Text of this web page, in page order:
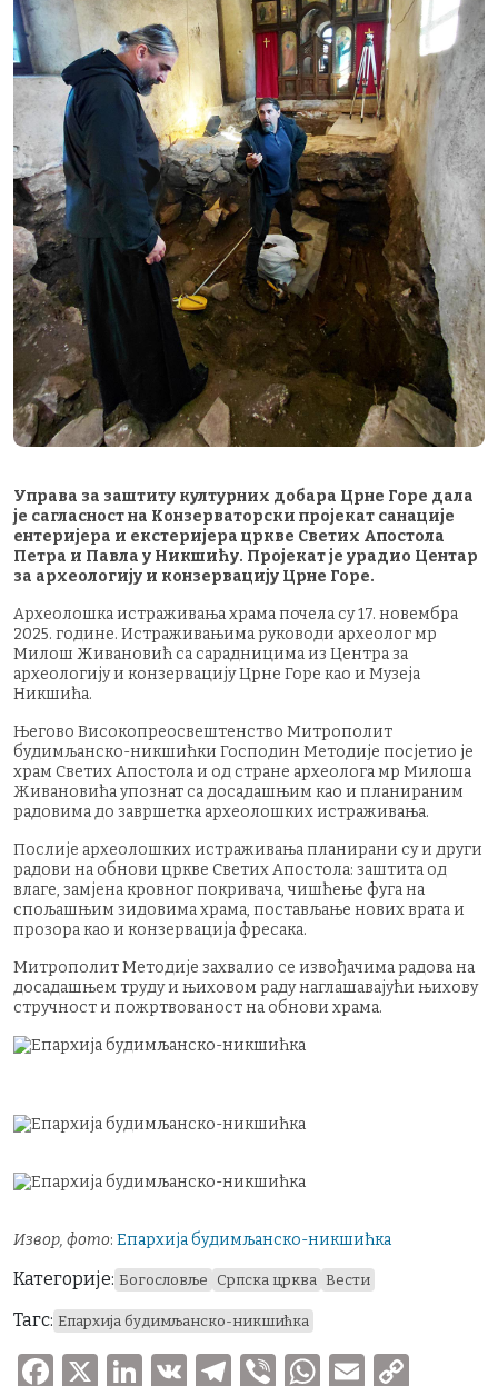
Управа за заштиту културних добара Црне Горе дала
је сагласност на Конзерваторски пројекат санације
ентеријера и екстеријера цркве Светих Апостола
Петра и Павла у Никшићу. Пројекат је урадио Центар
за археологију и конзервацију Црне Горе.
Археолошка истраживања храма почела су 17. новембра
2025. године. Истраживањима руководи археолог мр
Милош Живановић са сарадницима из Центра за
археологију и конзервацију Црне Горе као и Музеја
Никшића.
Његово Високопреосвештенство Митрополит
будимљанско-никшићки Господин Методије посјетио је
храм Светих Апостола и од стране археолога мр Милоша
Живановића упознат са досадашњим као и планираним
радовима до завршетка археолошких истраживања.
Послије археолошких истраживања планирани су и други
радови на обнови цркве Светих Апостола: заштита од
влаге, замјена кровног покривача, чишћење фуга на
спољашњим зидовима храма, постављање нових врата и
прозора као и конзервација фресака.
Митрополит Методије захвалио се извођачима радова на
досадашњем труду и њиховом раду наглашавајући њихову
стручност и пожртвованост на обнови храма.
Извор, фото: Епархија будимљанско-никшићка
Категорије: Богословље Српска црква Вести
Тагс: Епархија будимљанско-никшићка
F
X
Li V
T
V
W E